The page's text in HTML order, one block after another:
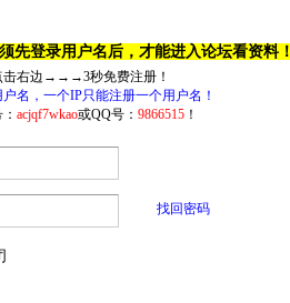
先登录用户名后，才能进入论坛看资料！
击右边→→→3秒免费注册！
名，一个IP只能注册一个用户名！
acjqf7wkao或QQ号： 9866515！
找回密码